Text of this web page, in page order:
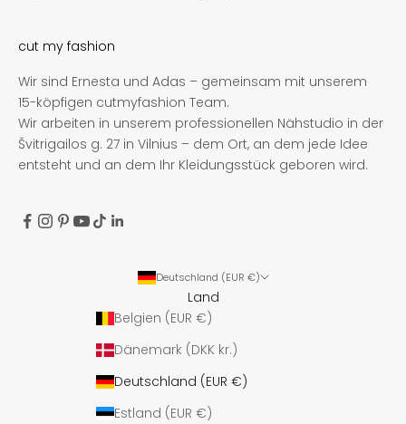
cut my fashion
Wir sind Ernesta und Adas – gemeinsam mit unserem
15-köpfigen cutmyfashion Team.
Wir arbeiten in unserem professionellen Nähstudio in der
Švitrigailos g. 27 in Vilnius – dem Ort, an dem jede Idee
entsteht und an dem Ihr Kleidungsstück geboren wird.
Deutschland (EUR €)
Land
Belgien (EUR €)
Dänemark (DKK kr.)
Deutschland (EUR €)
Estland (EUR €)